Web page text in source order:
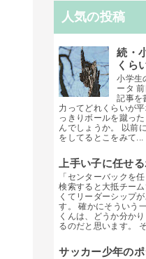
人気の投稿
続・
くら
小学生
ータ
記事を
力ってどれくらいが
っきりボールを蹴っ
んでしょうか。 以前
をしてるとこをみて...
上手い子に任せ
「センターバックを
検索すると大抵チー
くてリーダーシップ
す。 確かにそういう
くんは、どうか分か
るのだと思います。
サッカー少年の